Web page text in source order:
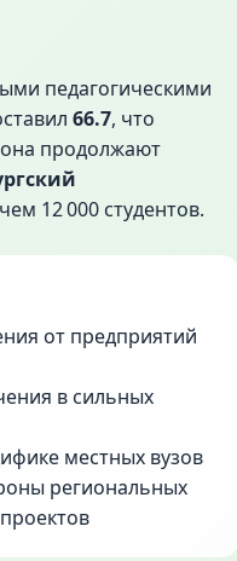
педагогическими
66.7, что
продолжают
12 000 студентов.
от предприятий
в сильных
местных вузов
региональных